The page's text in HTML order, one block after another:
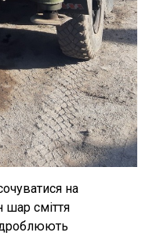
на
шар сміття